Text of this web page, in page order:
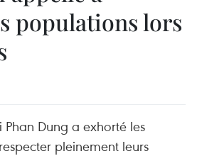
populations lors
Dung a exhorté les
pleinement leurs